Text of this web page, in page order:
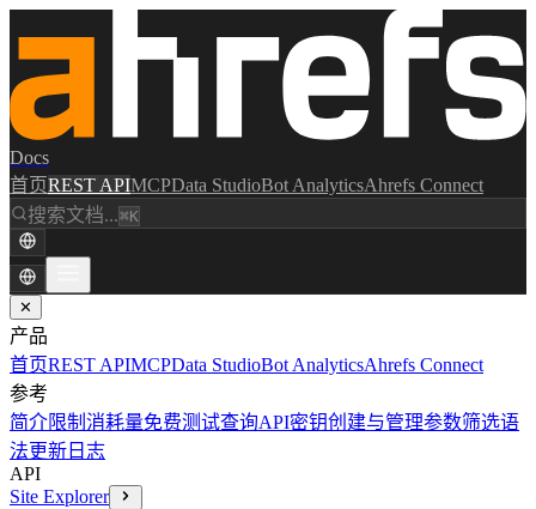
Docs
首页REST APIMCPData StudioBot AnalyticsAhrefs Connect
搜索文档...⌘K
✕
产品
首页REST APIMCPData StudioBot AnalyticsAhrefs Connect
参考
简介限制消耗量免费测试查询API密钥创建与管理参数筛选语
法更新日志
API
Site Explorer